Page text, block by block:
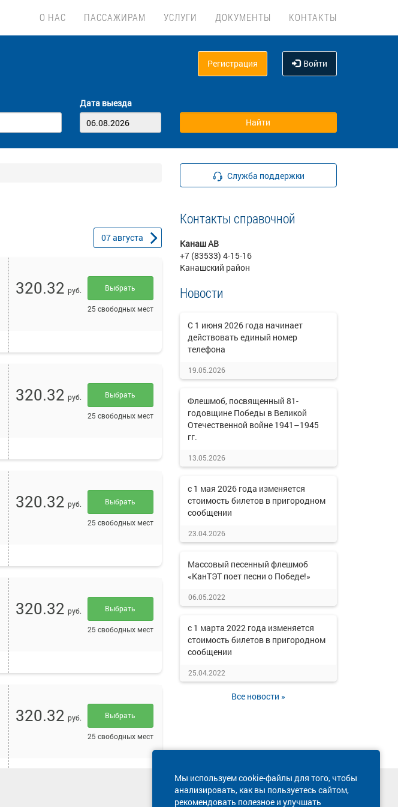
О НАС ПАССАЖИРАМ УСЛУГИ ДОКУМЕНТЫ КОНТАКТЫ
Регистрация Войти
Дата выезда
07августа
320.32 руб. Выбрать
25 свободных мест
320.32 руб. Выбрать
25 свободных мест
320.32 руб. Выбрать
25 свободных мест
320.32 руб. Выбрать
25 свободных мест
320.32 руб. Выбрать
25 свободных мест
Служба поддержки
Контакты справочной
Канаш АВ
+7 (83533) 4-15-16
Канашский район
Новости
C 1 июня 2026 года начинает
действовать единый номер
телефона
19.05.2026
Флешмоб, посвященный 81-
годовщине Победы в Великой
Отечественной войне 1941–1945
гг.
13.05.2026
с 1 мая 2026 года изменяется
стоимость билетов в пригородном
сообщении
23.04.2026
Массовый песенный флешмоб
«КанТЭТ поет песни о Победе!»
06.05.2022
с 1 марта 2022 года изменяется
стоимость билетов в пригородном
сообщении
25.04.2022
Все новости »
Мы используем cookie-файлы для того, чтобы
анализировать, как вы пользуетесь сайтом,
рекомендовать полезное и улучшать
Техническая поддержка сайта